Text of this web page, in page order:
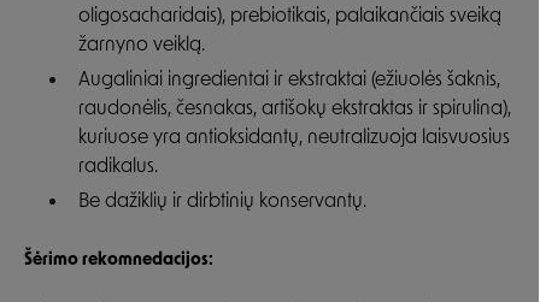
oligosacharidais), prebiotikais, palaikančiais sveiką
žarnyno veiklą.
Augaliniai ingredientai ir ekstraktai (ežiuolės šaknis,
raudonėlis, česnakas, artišokų ekstraktas ir spirulina),
kuriuose yra antioksidantų, neutralizuoja laisvuosius
radikalus.
Be dažiklių ir dirbtinių konservantų.
Šėrimo rekomnedacijos: